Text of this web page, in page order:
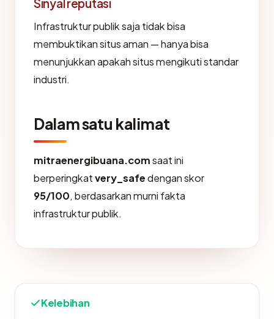
Sinyal reputasi
Infrastruktur publik saja tidak bisa
membuktikan situs aman — hanya bisa
menunjukkan apakah situs mengikuti standar
industri.
Dalam satu kalimat
mitraenergibuana.comsaat ini
berperingkatvery_safedengan skor
95/100, berdasarkan murni fakta
infrastruktur publik.
Kelebihan